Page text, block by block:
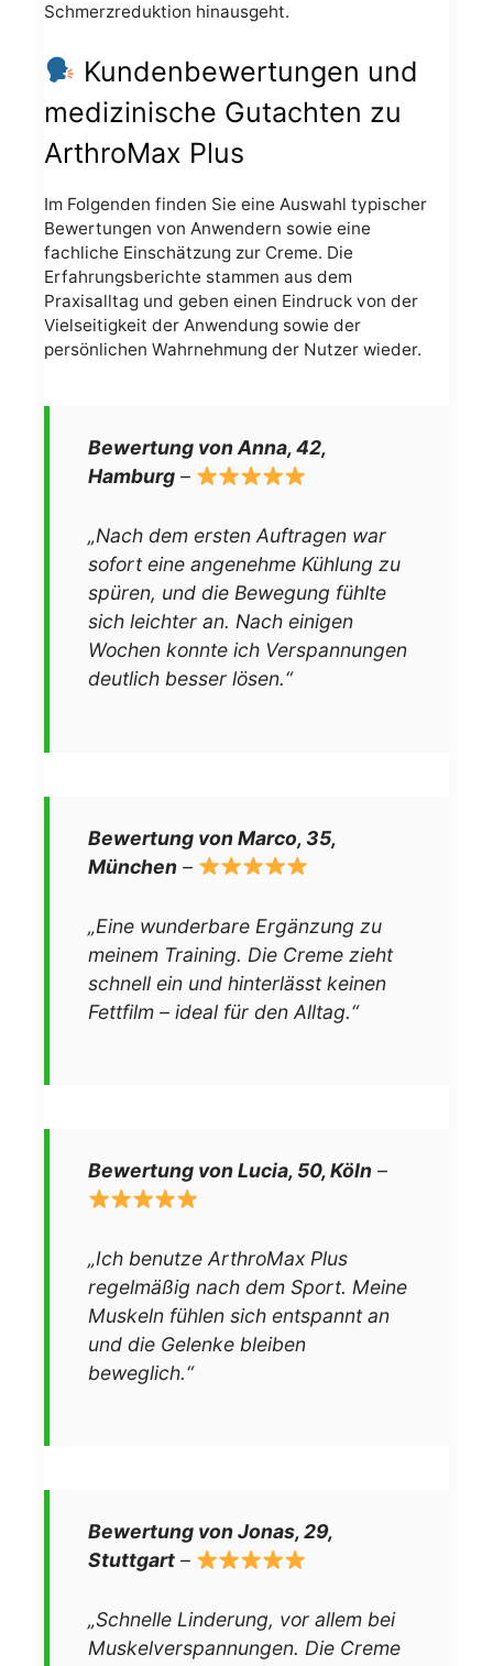
Schmerzreduktion hinausgeht.
Kundenbewertungen und
medizinische Gutachten zu
ArthroMax Plus
Im Folgenden finden Sie eine Auswahl typischer
Bewertungen von Anwendern sowie eine
fachliche Einschätzung zur Creme. Die
Erfahrungsberichte stammen aus dem
Praxisalltag und geben einen Eindruck von der
Vielseitigkeit der Anwendung sowie der
persönlichen Wahrnehmung der Nutzer wieder.
Bewertung von Anna, 42,
Hamburg –
„Nach dem ersten Auftragen war
sofort eine angenehme Kühlung zu
spüren, und die Bewegung fühlte
sich leichter an. Nach einigen
Wochen konnte ich Verspannungen
deutlich besser lösen.“
Bewertung von Marco, 35,
München –
„Eine wunderbare Ergänzung zu
meinem Training. Die Creme zieht
schnell ein und hinterlässt keinen
Fettfilm – ideal für den Alltag.“
Bewertung von Lucia, 50, Köln –
„Ich benutze ArthroMax Plus
regelmäßig nach dem Sport. Meine
Muskeln fühlen sich entspannt an
und die Gelenke bleiben
beweglich.“
Bewertung von Jonas, 29,
Stuttgart –
„Schnelle Linderung, vor allem bei
Muskelverspannungen. Die Creme